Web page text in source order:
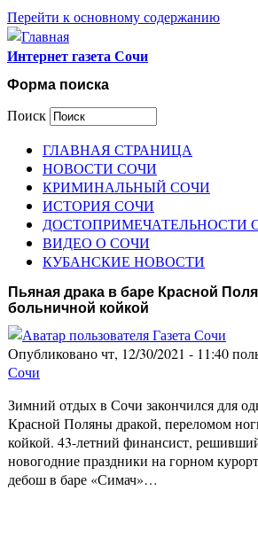
Перейти к основному содержанию
Интернет газета Сочи
Форма поиска
Поиск
ГЛАВНАЯ СТРАНИЦА
НОВОСТИ СОЧИ
КРИМИНАЛЬНЫЙ СОЧИ
ИСТОРИЯ СОЧИ
ДОСТОПРИМЕЧАТЕЛЬНОСТИ
ВИДЕО О СОЧИ
КУБАНСКИЕ НОВОСТИ
Пьяная драка в баре Красной
больничной койкой
Опубликовано чт, 12/30/2021 - 11:40
Сочи
Зимний отдых в Сочи закончился для
Красной Поляны дракой, переломом
койкой. 43-летний финансист,
новогодние праздники на горном
дебош в баре «Симач»…